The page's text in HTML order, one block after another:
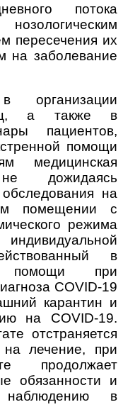
потока
пересечения их
на заболевание
а также в
пациентов,
помощи
медицинская
дожидаясь
обследования на
помещении с
режима
в
помощи при
COVID-19
карантин и
на COVID-19.
отстраняется
лечение, при
продолжает
обязанности и
наблюдению в